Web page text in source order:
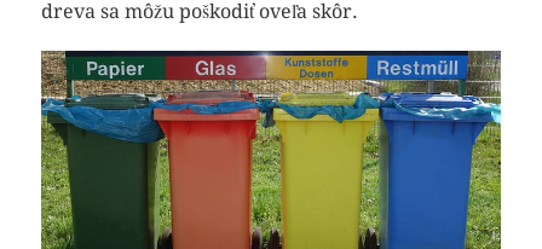
dreva sa môžu poškodiť oveľa skôr.